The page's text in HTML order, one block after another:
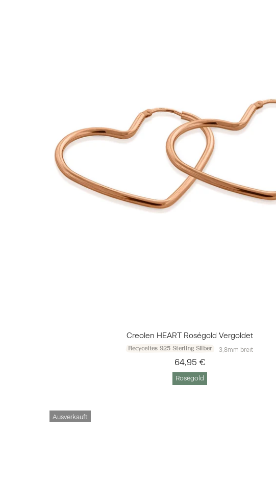
Creolen HEART Roségold Vergoldet
Recyceltes 925 Sterling Silber 3,8mm breit
64,95 €
Roségold
Ausverkauft